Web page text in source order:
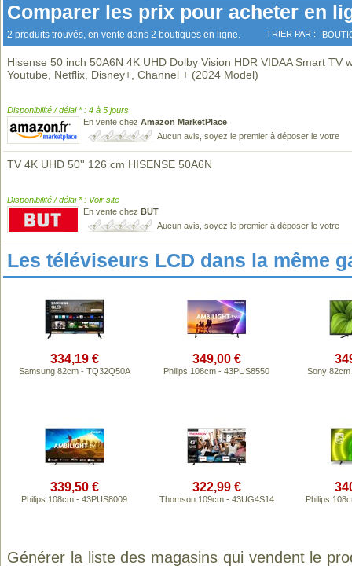
Comparer les prix pour acheter en
2 produits trouvés, en vente dans 2 boutiques en ligne. TRIER PAR :
Hisense 50 inch 50A6N 4K UHD Dolby Vision HDR VIDAA Smart TV
Youtube, Netflix, Disney+, Channel + (2024 Model)
Disponibilité / délai * : 4 à 5 jours
En vente chez Amazon MarketPlace
Aucun avis, soyez le premier à déposer le votre
TV 4K UHD 50'' 126 cm HISENSE 50A6N
Disponibilité / délai * : Voir site
En vente chez BUT
Aucun avis, soyez le premier à déposer le votre
Les téléviseurs LCD dans la même
334,19 €
Samsung 82cm - TQ32Q50A
349,00 €
Philips 108cm - 43PUS8550 Sony
339,50 €
Philips 108cm - 43PUS8009
322,99 €
Thomson 109cm - 43UG4S14 Philips
Générer la liste des magasins qui vendent le